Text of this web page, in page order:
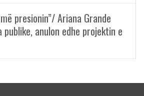
presionin”/ Ariana Grande
anulon edhe projektin e